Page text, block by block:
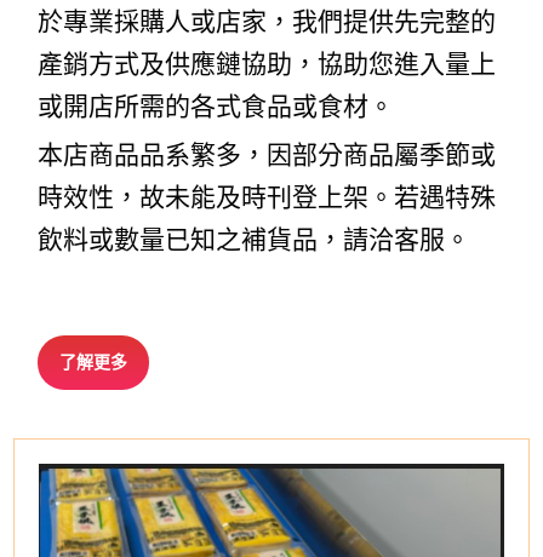
於專業採購人或店家，我們提供先完整的
產銷方式及供應鏈協助，協助您進入量上
或開店所需的各式食品或食材。
本店商品品系繁多，因部分商品屬季節或
時效性，故未能及時刊登上架。若遇特殊
飲料或數量已知之補貨品，請洽客服。
了解更多